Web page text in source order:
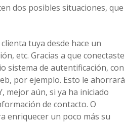
dos posibles situaciones, que
clienta tuya desde hace un
etc. Gracias a que conectaste
sistema de autentificación, con
por ejemplo. Esto le ahorrará
mejor aún, si ya ha iniciado
de contacto. O
enriquecer un poco más su